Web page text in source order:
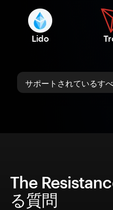
Lido
サポートされているす
The
る質問